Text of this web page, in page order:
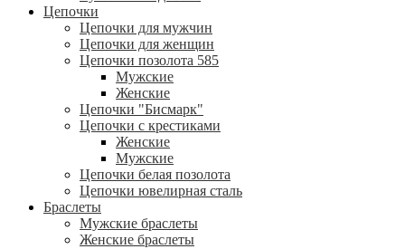
Цепочки
Цепочки для мужчин
Цепочки для женщин
Цепочки позолота 585
Мужские
Женские
Цепочки "Бисмарк"
Цепочки с крестиками
Женские
Мужские
Цепочки белая позолота
Цепочки ювелирная сталь
Браслеты
Мужские браслеты
Женские браслеты